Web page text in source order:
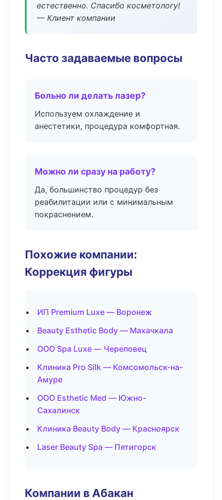
естественно. Спасибо косметологу!
— Клиент компании
Часто задаваемые вопросы
Больно ли делать лазер?
Используем охлаждение и
анестетики, процедура комфортная.
Можно ли сразу на работу?
Да, большинство процедур без
реабилитации или с минимальным
покраснением.
Похожие компании:
Коррекция фигуры
ИП Premium Luxe — Воронеж
Beauty Esthetic Body — Махачкала
ООО Spa Luxe — Череповец
Клиника Pro Silk — Комсомольск-на-
Амуре
ООО Esthetic Med — Южно-
Сахалинск
Клиника Beauty Body — Красноярск
Laser Beauty Spa — Пятигорск
Компании в Абакан